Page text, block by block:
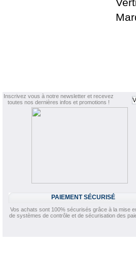
Inscrivez vous à notre newsletter et recevez
toutes nos dernières infos et promotions !
PAIEMENT SÉCURISÉ
Vos achats sont 100% sécurisés grâce à la mise
de systèmes de contrôle et de sécurisation des